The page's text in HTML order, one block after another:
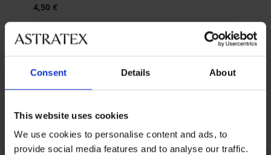
Consent Details About
This website uses cookies
We use cookies to personalise content and ads, to
provide social media features and to analyse our traffic.
4,50 €
BESCHRIJVING
VERZENDING EN BETALING
RUILEN
Misschien vindt u dit ook leuk